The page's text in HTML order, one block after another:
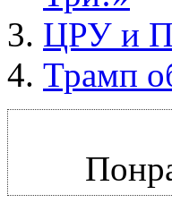
ЦРУ и
Трамп